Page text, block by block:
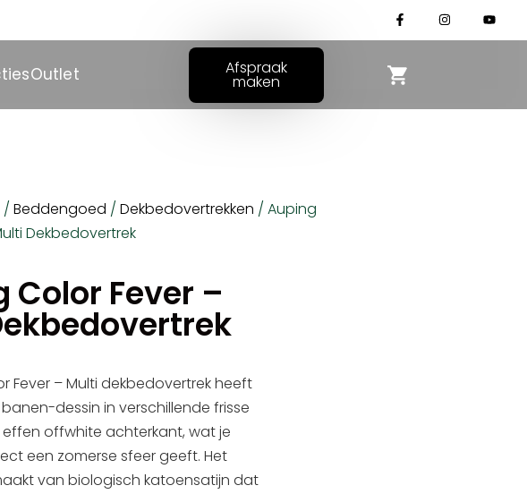
Outlet Afspraak
maken
/ Beddengoed / Dekbedovertrekken / Auping
Dekbedovertrek
Color Fever –
Fever – Multi dekbedovertrek heeft
dessin in verschillende frisse
offwhite achterkant, wat je
een zomerse sfeer geeft. Het
van biologisch katoensatijn dat